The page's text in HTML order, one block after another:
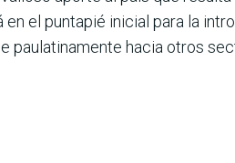
el puntapié inicial para la
paulatinamente hacia otros